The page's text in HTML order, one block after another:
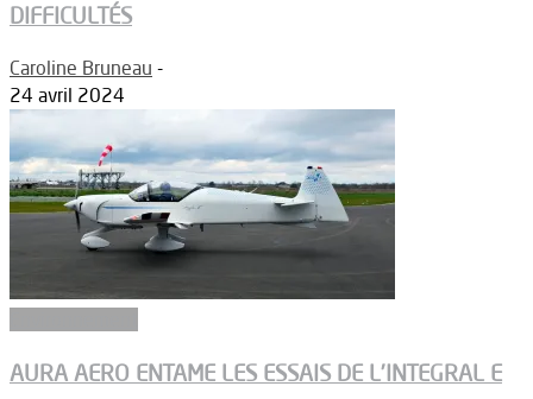
DIFFICULTÉS
Caroline Bruneau -
24 avril 2024
AURA AERO ENTAME LES ESSAIS DE L’INTEGRAL E